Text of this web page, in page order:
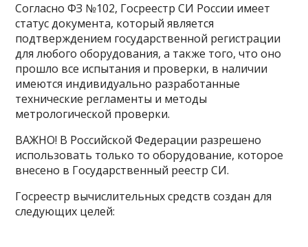
Согласно ФЗ №102, Госреестр СИ России имеет
статус документа, который является
подтверждением государственной регистрации
для любого оборудования, а также того, что оно
прошло все испытания и проверки, в наличии
имеются индивидуально разработанные
технические регламенты и методы
метрологической проверки.
ВАЖНО! В Российской Федерации разрешено
использовать только то оборудование, которое
внесено в Государственный реестр СИ.
Госреестр вычислительных средств создан для
следующих целей: